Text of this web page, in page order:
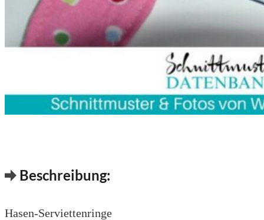
Beschreibung:
Hasen-Serviettenringe